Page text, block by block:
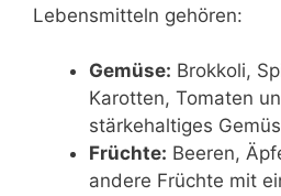
Lebensmitteln gehören:
Gemüse: Brokkoli,
Karotten, Tomaten
stärkehaltiges
Früchte: Beeren,
andere Früchte mit